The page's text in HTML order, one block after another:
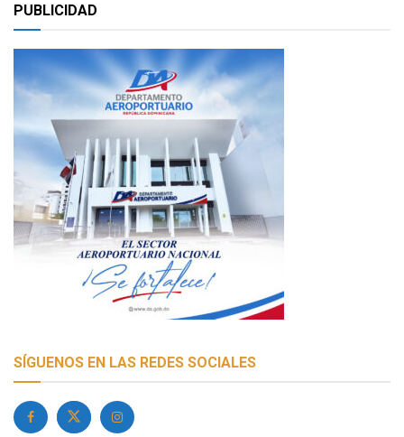
PUBLICIDAD
SÍGUENOS EN LAS REDES SOCIALES